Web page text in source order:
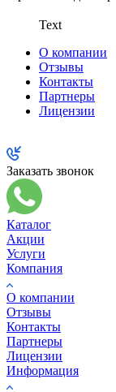
Text
О компании
Отзывы
Контакты
Партнеры
Лицензии
Заказать звонок
Каталог
Акции
Услуги
Компания
О компании
Отзывы
Контакты
Партнеры
Лицензии
Информация